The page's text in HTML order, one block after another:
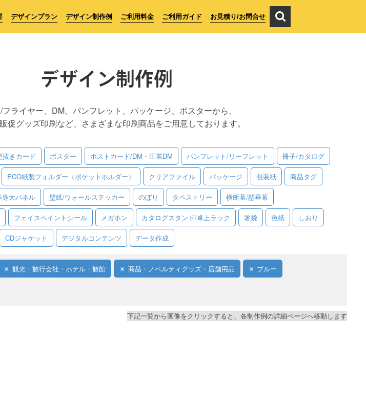
デザインプラン デザイン制作例 ご利用料金 ご利用ガイド お見積り/お問合せ
デザイン制作例
ライヤー、DM、パンフレット、パッケージ、ポスターから、
促グッズ印刷など、さまざまな印刷商品をご用意しております。
抜きカード ポスター ポストカード/DM・圧着DM パンフレット/リーフレット 冊子/カタログ
ECO紙製フォルダー（ポケットホルダー） クリアファイル パッケージ 包装紙 商品タグ
大パネル 壁紙/ウォールステッカー のぼり タペストリー 横断幕/懸垂幕
フェイスペイントシール メガホン カタログスタンド/卓上ラック 箸袋 色紙 しおり
CDジャケット デジタルコンテンツ データ作成
観光・旅行会社・ホテル・旅館 商品・ノベルティグッズ・店舗用品 ブルー
下記一覧から画像をクリックすると、各制作例の詳細ページへ移動します